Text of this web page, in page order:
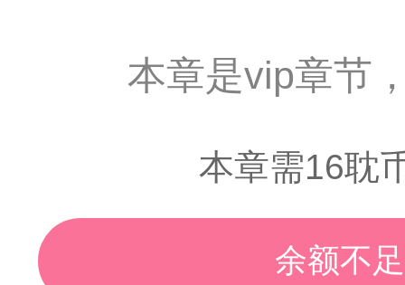
本章是vip章节
本章需16耽
余额不